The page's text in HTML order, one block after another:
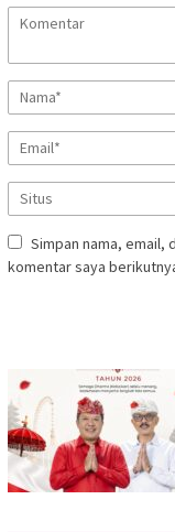
Simpan nama, email,
komentar saya